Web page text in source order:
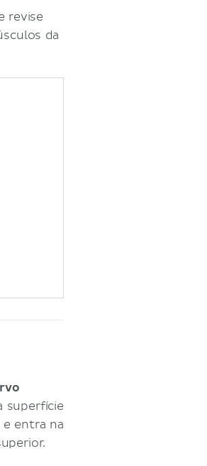
revise
da
superfície
entra na